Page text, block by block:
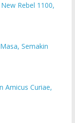
Rebel 1100,
Semakin
Amicus Curiae,